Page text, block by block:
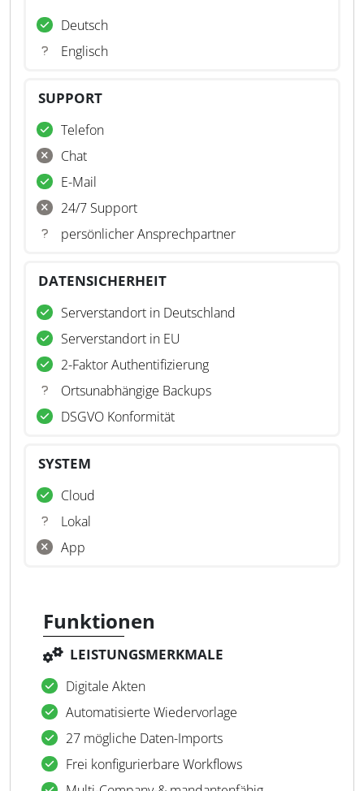
Deutsch
Englisch
SUPPORT
Telefon
Chat
E-Mail
24/7 Support
persönlicher Ansprechpartner
DATENSICHERHEIT
Serverstandort in Deutschland
Serverstandort in EU
2-Faktor Authentifizierung
Ortsunabhängige Backups
DSGVO Konformität
SYSTEM
Cloud
Lokal
App
Funktionen
LEISTUNGSMERKMALE
Digitale Akten
Automatisierte Wiedervorlage
27 mögliche Daten-Imports
Frei konfigurierbare Workflows